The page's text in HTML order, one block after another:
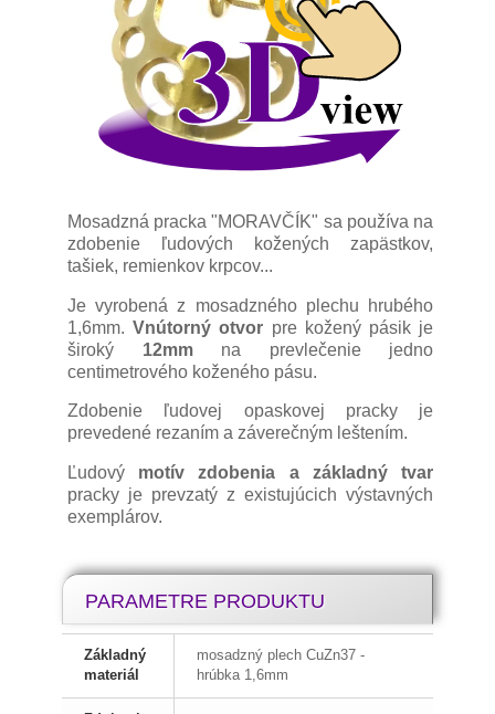
Mosadzná pracka "MORAVČÍK" sa používa na
zdobenie ľudových kožených zapästkov,
tašiek, remienkov krpcov...
Je vyrobená z mosadzného plechu hrubého
1,6mm.Vnútorný otvor pre kožený pásik je
široký 12mmna prevlečenie jedno
centimetrového koženého pásu.
Zdobenie ľudovej opaskovej pracky je
prevedené rezaním a záverečným leštením.
Ľudový motív zdobenia a základný tvar
pracky je prevzatý z existujúcich výstavných
exemplárov.
PARAMETRE PRODUKTU
Základný
materiál
mosadzný plech CuZn37 -
hrúbka 1,6mm